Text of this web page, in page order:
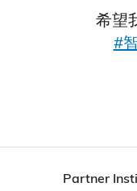
希望
#
Partner